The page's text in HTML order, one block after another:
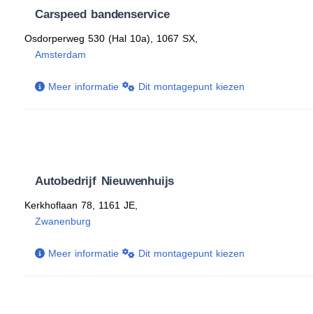
Carspeed bandenservice
Osdorperweg 530 (Hal 10a), 1067 SX,
Amsterdam
Meer informatie Dit montagepunt kiezen
Autobedrijf Nieuwenhuijs
Kerkhoflaan 78, 1161 JE,
Zwanenburg
Meer informatie Dit montagepunt kiezen